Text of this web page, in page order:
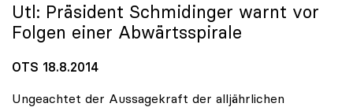
Utl: Präsident Schmidinger warnt vor
Folgen einer Abwärtsspirale
OTS 18.8.2014
Ungeachtet der Aussagekraft der alljährlichen